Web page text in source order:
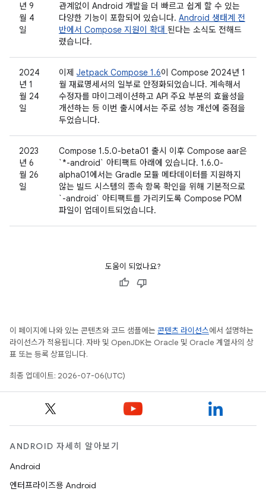
년 9
월 4
일
관계없이 Android 개발을 더 빠르고 쉽게 할 수 있는
다양한 기능이 포함되어 있습니다. Android 생태계 전
반에서 Compose 지원이 확대 된다는 소식도 전해드
렸습니다.
2024
년 1
월 24
일
이제 Jetpack Compose 1.6이 Compose 2024년 1
월 재료명세서의 일부로 안정화되었습니다. 계속해서
수정자를 마이그레이션하고 API 주요 부분의 효율성을
개선하는 등 이번 출시에서는 주로 성능 개선에 중점을
두었습니다.
2023
년 6
월 26
일
Compose 1.5.0-beta01 출시 이후 Compose aar은
`*-android` 아티팩트 아래에 있습니다. 1.6.0-
alpha01에서는 Gradle 모듈 메타데이터를 지원하지
않는 빌드 시스템의 종속 항목 확인을 위해 기본적으로
`-android` 아티팩트를 가리키도록 Compose POM
파일이 업데이트되었습니다.
도움이 되었나요?
이 페이지에 나와 있는 콘텐츠와 코드 샘플에는 콘텐츠 라이선스에서 설명하는
라이선스가 적용됩니다. 자바 및 OpenJDK는 Oracle 및 Oracle 계열사의 상
표 또는 등록 상표입니다.
최종 업데이트: 2026-07-06(UTC)
ANDROID 자세히 알아보기
Android
엔터프라이즈용 Android